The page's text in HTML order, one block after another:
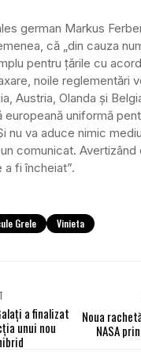
german Markus
că „din cauza
pentru țările cu
noile reglementări
Austria, Olanda și
europeană uniformă
nu va aduce nimic
comunicat. Avertizând
fi încheiat”.
Grele Vinieta
a finalizat
unui nou
Noua
NASA